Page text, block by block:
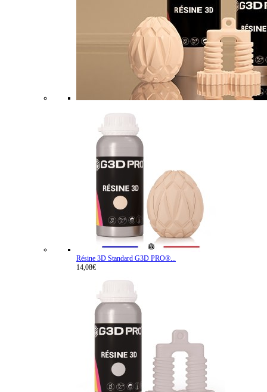
Résine 3D Standard G3D PRO®...
14,08€